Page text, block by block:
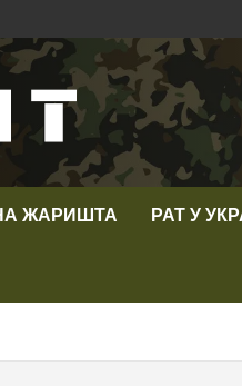
ЖАРИШТА РАТ У